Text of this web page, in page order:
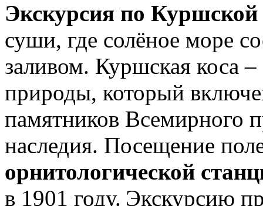
Экскурсия по Куршской
суши, где солёное море
заливом. Куршская коса
природы, который
памятников Всемирного
наследия. Посещение
орнитологической
в 1901 году. Экскурсию